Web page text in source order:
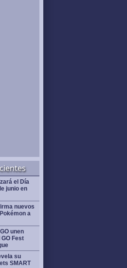
el Día
junio en
nuevos
a
unen
Fest
su
SMART